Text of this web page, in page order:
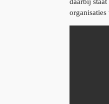
organisaties